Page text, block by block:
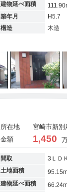
建物延べ面積
築年月
H5.7
構造
木造
所在地
宮崎市新
金額
1,450
間取
3ＬＤＫ
土地面積
建物延べ面積